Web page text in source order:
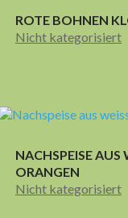
ROTE BOHNEN
Nicht kategorisiert
NACHSPEISE
ORANGEN
Nicht kategorisiert